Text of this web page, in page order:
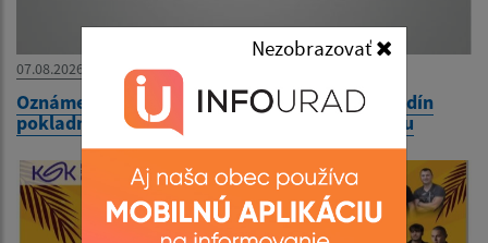
07.08.2026
Oznámenie o dočasnej úprave stránkových hodín
pokladne Mestského úradu v Čiernej nad Tisou
Nezobrazovať